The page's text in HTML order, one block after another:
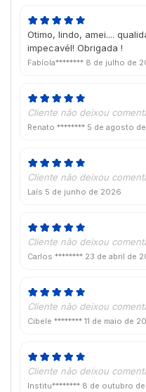
Otimo, lindo, amei....
impecavél! Obrigada !
Fabíola******** 8 de julho de
Cliente não deixou
Renato ******** 5 de agosto
Cliente não deixou
Laís 5 de junho de 2026
Cliente não deixou
Carlos ******** 23 de abril de
Cliente não deixou
Cibele ******** 11 de maio de
Cliente não deixou
Institu******** 8 de outubro